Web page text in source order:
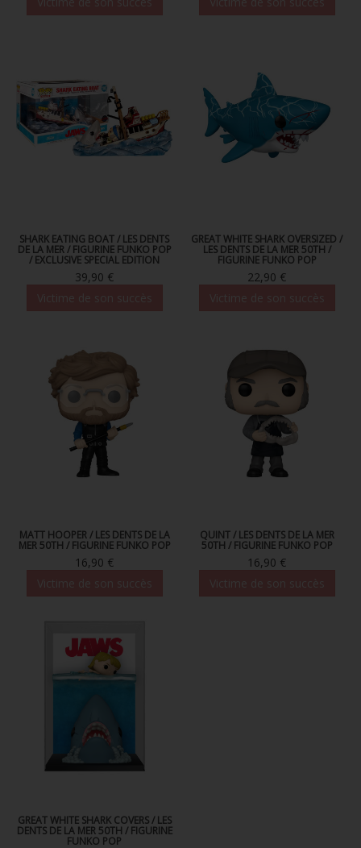
SHARK EATING BOAT / LES DENTS
DE LA MER / FIGURINE FUNKO POP
/ EXCLUSIVE SPECIAL EDITION
39,90 €
GREAT WHITE SHARK OVERSIZED /
LES DENTS DE LA MER 50TH /
FIGURINE FUNKO POP
22,90 €
MATT HOOPER / LES DENTS DE LA
MER 50TH / FIGURINE FUNKO POP
16,90 €
QUINT / LES DENTS DE LA MER
50TH / FIGURINE FUNKO POP
16,90 €
GREAT WHITE SHARK COVERS / LES
DENTS DE LA MER 50TH / FIGURINE
FUNKO POP